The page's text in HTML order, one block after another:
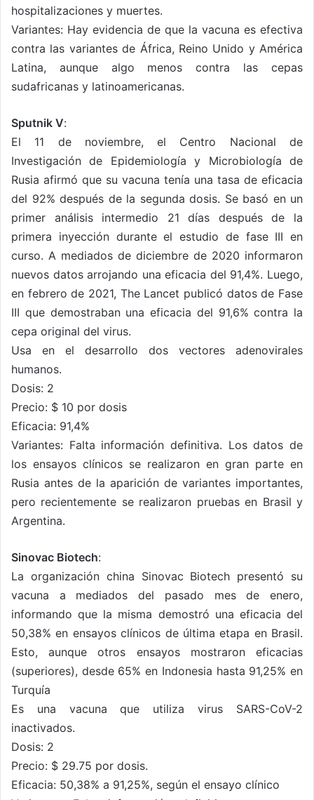
hospitalizaciones y muertes.
Variantes: Hay evidencia de que la vacuna es efectiva
contra las variantes de África, Reino Unido y América
Latina, aunque algo menos contra las cepas
sudafricanas y latinoamericanas.
Sputnik V:
El 11 de noviembre, el Centro Nacional de
Investigación de Epidemiología y Microbiología de
Rusia afirmó que su vacuna tenía una tasa de eficacia
del 92% después de la segunda dosis. Se basó en un
primer análisis intermedio 21 días después de la
primera inyección durante el estudio de fase III en
curso. A mediados de diciembre de 2020 informaron
nuevos datos arrojando una eficacia del 91,4%. Luego,
en febrero de 2021, The Lancet publicó datos de Fase
III que demostraban una eficacia del 91,6% contra la
cepa original del virus.
Usa en el desarrollo dos vectores adenovirales
humanos.
Dosis: 2
Precio: $ 10 por dosis
Eficacia: 91,4%
Variantes: Falta información definitiva. Los datos de
los ensayos clínicos se realizaron en gran parte en
Rusia antes de la aparición de variantes importantes,
pero recientemente se realizaron pruebas en Brasil y
Argentina.
Sinovac Biotech:
La organización china Sinovac Biotech presentó su
vacuna a mediados del pasado mes de enero,
informando que la misma demostró una eficacia del
50,38% en ensayos clínicos de última etapa en Brasil.
Esto, aunque otros ensayos mostraron eficacias
(superiores), desde 65% en Indonesia hasta 91,25% en
Turquía
Es una vacuna que utiliza virus SARS-CoV-2
inactivados.
Dosis: 2
Precio: $ 29.75 por dosis.
Eficacia: 50,38% a 91,25%, según el ensayo clínico